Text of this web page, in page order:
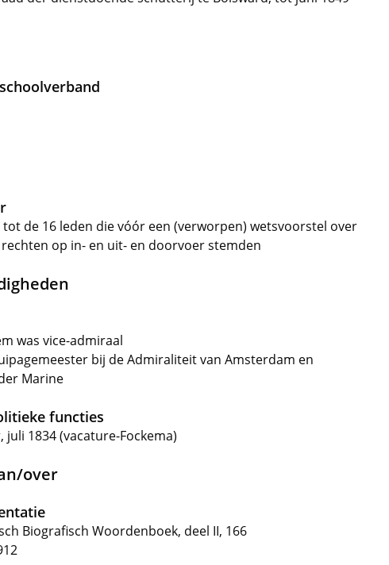
tot de 16 leden die vóór een (verworpen) wetsvoorstel over
op in- en uit- en doorvoer stemden
was vice-admiraal
bij de Admiraliteit van Amsterdam en
Marine
functies
juli 1834 (vacature-Fockema)
over
Biografisch Woordenboek, deel II, 166